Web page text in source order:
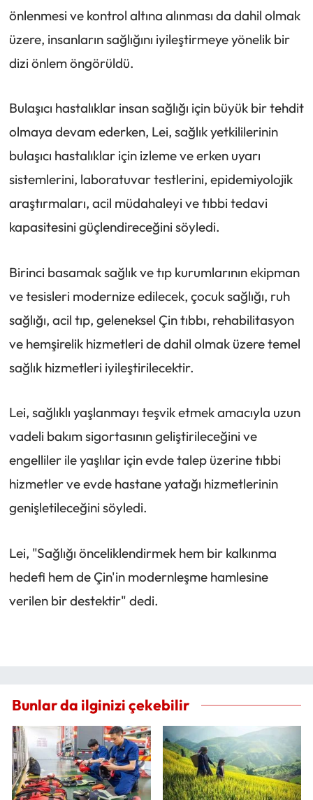
önlenmesi ve kontrol altına alınması da dahil olmak
üzere, insanların sağlığını iyileştirmeye yönelik bir
dizi önlem öngörüldü.
Bulaşıcı hastalıklar insan sağlığı için büyük bir tehdit
olmaya devam ederken, Lei, sağlık yetkililerinin
bulaşıcı hastalıklar için izleme ve erken uyarı
sistemlerini, laboratuvar testlerini, epidemiyolojik
araştırmaları, acil müdahaleyi ve tıbbi tedavi
kapasitesini güçlendireceğini söyledi.
Birinci basamak sağlık ve tıp kurumlarının ekipman
ve tesisleri modernize edilecek, çocuk sağlığı, ruh
sağlığı, acil tıp, geleneksel Çin tıbbı, rehabilitasyon
ve hemşirelik hizmetleri de dahil olmak üzere temel
sağlık hizmetleri iyileştirilecektir.
Lei, sağlıklı yaşlanmayı teşvik etmek amacıyla uzun
vadeli bakım sigortasının geliştirileceğini ve
engelliler ile yaşlılar için evde talep üzerine tıbbi
hizmetler ve evde hastane yatağı hizmetlerinin
genişletileceğini söyledi.
Lei, "Sağlığı önceliklendirmek hem bir kalkınma
hedefi hem de Çin'in modernleşme hamlesine
verilen bir destektir" dedi.
Bunlar da ilginizi çekebilir